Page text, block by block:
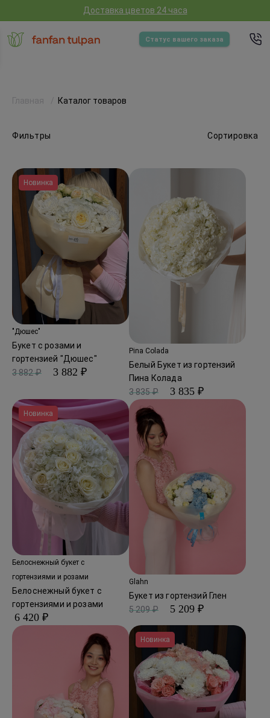
Доставка цветов 24 часа
Статус вашего заказа
Фильтры Сортировка
Главная Каталог товаров
Новинка
"Дюшес"
Букет с розами и
гортензией "Дюшес"
3 882 ₽
3 882 ₽
Pina Colada
Белый Букет из гортензий
Пина Колада
3 835 ₽
3 835 ₽
Новинка
Белоснежный букет с
гортензиями и розами
Белоснежный букет с
гортензиями и розами
6 420 ₽
Glahn
Букет из гортензий Глен
5 209 ₽
5 209 ₽
Новинка